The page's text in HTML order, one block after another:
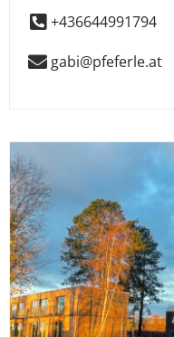
+436644991794
gabi@pfeferle.at